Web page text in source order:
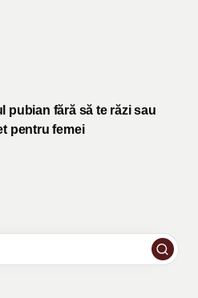
pubian fără să te răzi sau
pentru femei